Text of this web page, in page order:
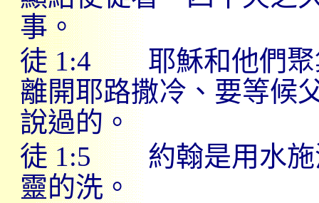
事。
徒1:4耶穌和他們
離開耶路撒冷、要等候
說過的。
徒1:5約翰是用水
靈的洗。